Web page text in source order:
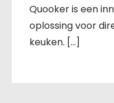
Quooker is een
oplossing voor
keuken. […]